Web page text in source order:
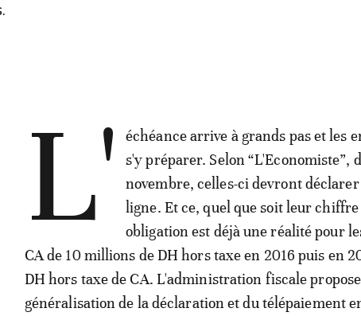
L'
échéance arrive à grands pas et les
s'y préparer. Selon “L'Economiste”,
novembre, celles-ci devront
ligne. Et ce, quel que soit leur
obligation est déjà une réalité pour
CA de 10 millions de DH hors taxe en 2016 puis en
DH hors taxe de CA. L'administration fiscale
généralisation de la déclaration et du télépaiement